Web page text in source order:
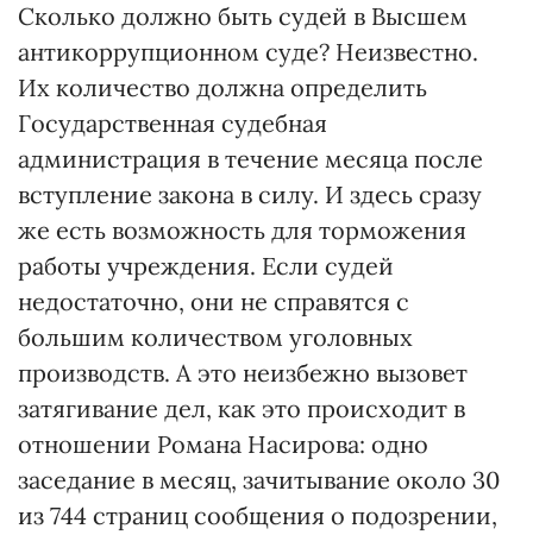
Сколько должно быть судей в Высшем
антикоррупционном суде? Неизвестно.
Их количество должна определить
Государственная судебная
администрация в течение месяца после
вступление закона в силу. И здесь сразу
же есть возможность для торможения
работы учреждения. Если судей
недостаточно, они не справятся с
большим количеством уголовных
производств. А это неизбежно вызовет
затягивание дел, как это происходит в
отношении Романа Насирова: одно
заседание в месяц, зачитывание около 30
из 744 страниц сообщения о подозрении,